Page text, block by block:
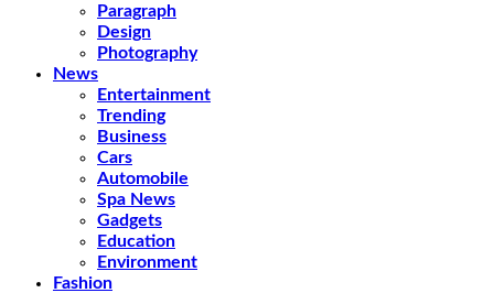
Paragraph
Design
Photography
News
Entertainment
Trending
Business
Cars
Automobile
Spa News
Gadgets
Education
Environment
Fashion